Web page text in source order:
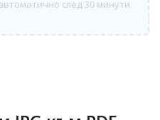
след 30 минути